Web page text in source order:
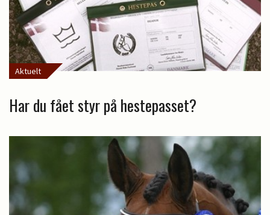
Aktuelt
Har du fået styr på hestepasset?